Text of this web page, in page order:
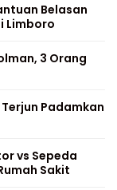
Belasan
Limboro
3 Orang
Padamkan
vs Sepeda
Sakit